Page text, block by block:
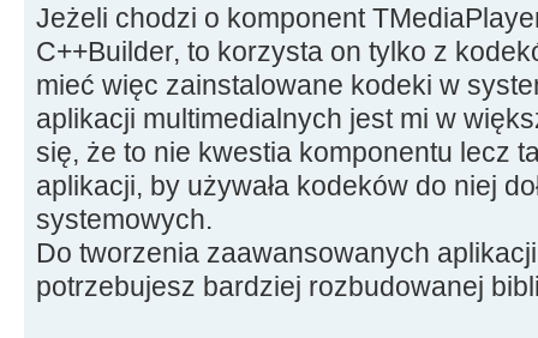
Jeżeli chodzi o komponent
C++Builder, to korzysta on tylko z
mieć więc zainstalowane kodeki w
aplikacji multimedialnych jest mi w
się, że to nie kwestia komponentu lecz
aplikacji, by używała kodeków do niej
systemowych.
Do tworzenia zaawansowanych
potrzebujesz bardziej rozbudowanej